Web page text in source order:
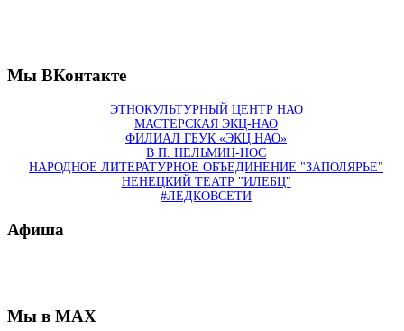
Мы ВКонтакте
ЭТНОКУЛЬТУРНЫЙ ЦЕНТР НАО
МАСТЕРСКАЯ ЭКЦ-НАО
ФИЛИАЛ ГБУК «ЭКЦ НАО»
В П. НЕЛЬМИН-НОС
НАРОДНОЕ ЛИТЕРАТУРНОЕ ОБЪЕДИНЕНИЕ "ЗАПОЛЯРЬЕ"
НЕНЕЦКИЙ ТЕАТР "ИЛЕБЦ"
#ЛЕДКОВСЕТИ
Афиша
Мы в MAX